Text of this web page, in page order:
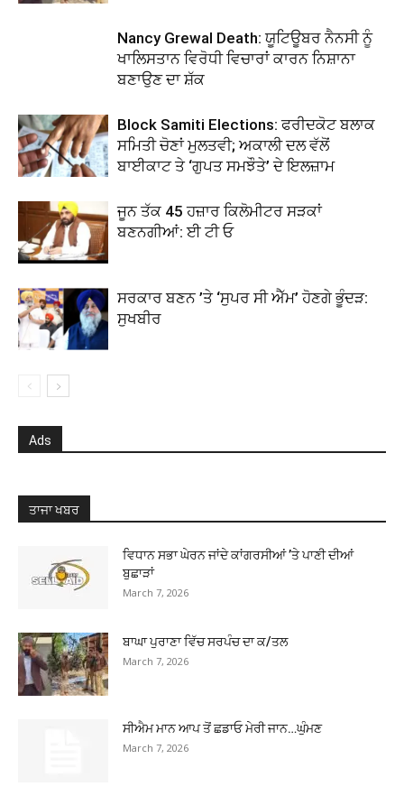
Nancy Grewal Death: ਯੂਟਿਊਬਰ ਨੈਨਸੀ ਨੂੰ
ਖਾਲਿਸਤਾਨ ਵਿਰੋਧੀ ਵਿਚਾਰਾਂ ਕਾਰਨ ਨਿਸ਼ਾਨਾ
ਬਣਾਉਣ ਦਾ ਸ਼ੱਕ
Block Samiti Elections: ਫਰੀਦਕੋਟ ਬਲਾਕ
ਸਮਿਤੀ ਚੋਣਾਂ ਮੁਲਤਵੀ; ਅਕਾਲੀ ਦਲ ਵੱਲੋਂ
ਬਾਈਕਾਟ ਤੇ ‘ਗੁਪਤ ਸਮਝੌਤੇ’ ਦੇ ਇਲਜ਼ਾਮ
ਜੂਨ ਤੱਕ 45 ਹਜ਼ਾਰ ਕਿਲੋਮੀਟਰ ਸੜਕਾਂ
ਬਣਨਗੀਆਂ: ਈ ਟੀ ਓ
ਸਰਕਾਰ ਬਣਨ ’ਤੇ ‘ਸੁਪਰ ਸੀ ਐੱਮ’ ਹੋਣਗੇ ਭੂੰਦੜ:
ਸੁਖਬੀਰ
Ads
ਤਾਜਾ ਖਬਰ
ਵਿਧਾਨ ਸਭਾ ਘੇਰਨ ਜਾਂਦੇ ਕਾਂਗਰਸੀਆਂ ’ਤੇ ਪਾਣੀ ਦੀਆਂ
ਬੁਛਾੜਾਂ
March 7, 2026
ਬਾਘਾ ਪੁਰਾਣਾ ਵਿੱਚ ਸਰਪੰਚ ਦਾ ਕ/ਤਲ
March 7, 2026
ਸੀਐਮ ਮਾਨ ਆਪ ਤੋਂ ਛਡਾਓ ਮੇਰੀ ਜਾਨ…ਘੁੰਮਣ
March 7, 2026